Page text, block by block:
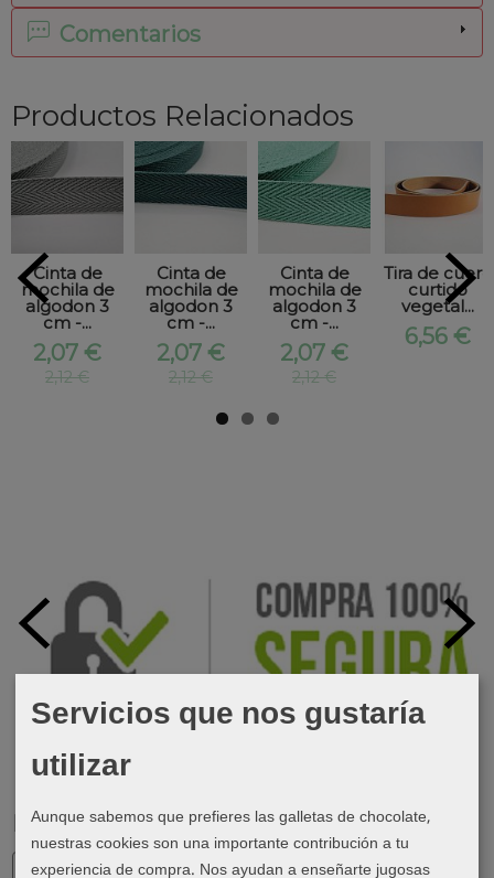
Marcas
Comentarios
Productos Relacionados
Cinta de
mochila de
algodon 3
cm -...
2,07 €
2,12 €
Cinta de
mochila de
algodon 3
cm -...
2,07 €
2,12 €
Cinta de
mochila de
algodon 3
cm -...
2,07 €
2,12 €
Tira de cuero
curtido
vegetal...
6,56 €
Servicios que nos gustaría
utilizar
Aunque sabemos que prefieres las galletas de chocolate,
nuestras cookies son una importante contribución a tu
experiencia de compra. Nos ayudan a enseñarte jugosas